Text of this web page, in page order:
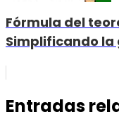
Fórmula del
Simplificando
Entradas